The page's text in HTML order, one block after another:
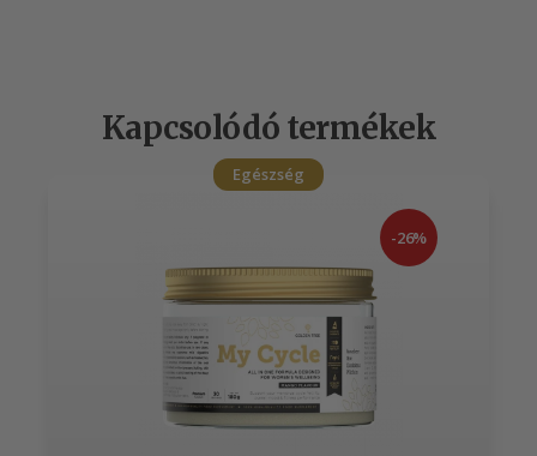
Kapcsolódó termékek
Egészség
-26%